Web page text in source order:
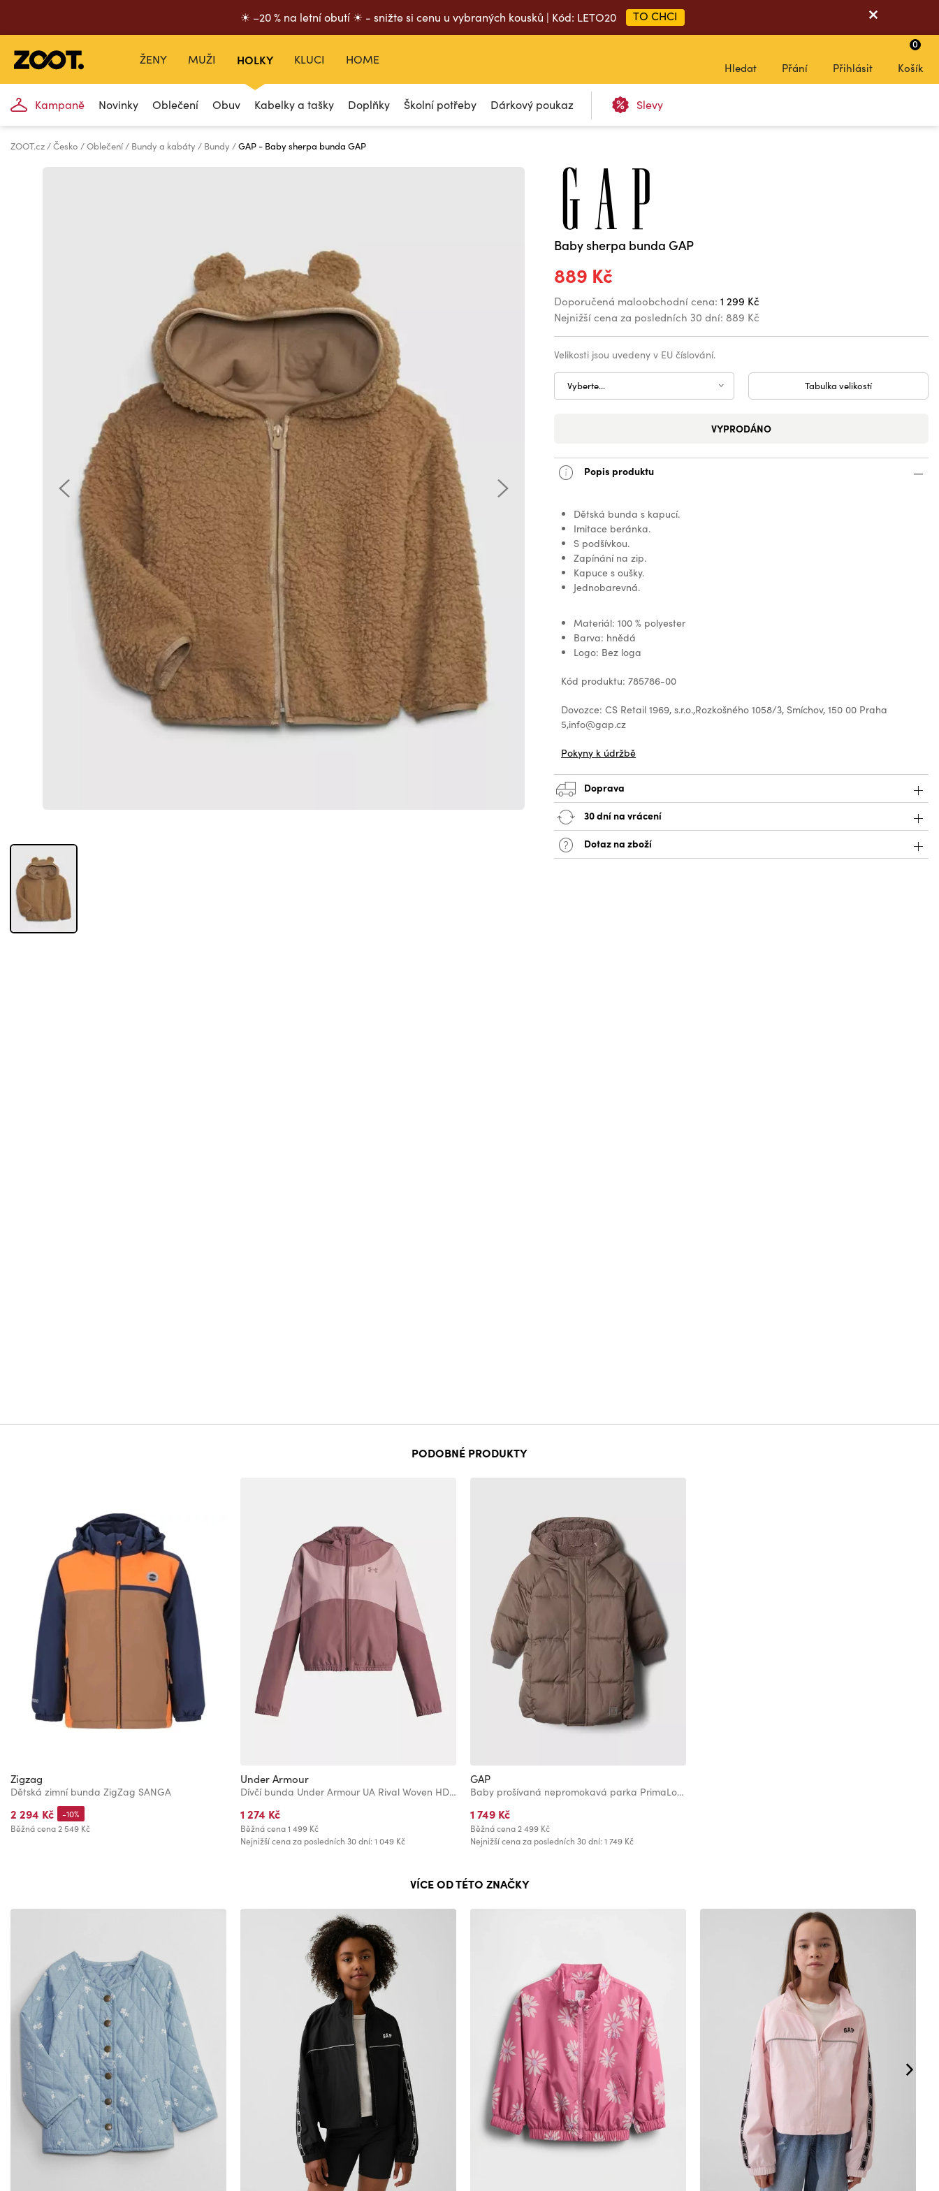
☀ –20 % na letní obutí ☀ - snižte si cenu u vybraných kousků | Kód: LETO20 TO CHCI
ŽENY MUŽI HOLKY
Kampaně Novinky Oblečení Obuv Kabelky a tašky Doplňky Školní potřeby Dárkový poukaz Slevy
KLUCI HOME
Hledat Přání Přihlásit Košík
0
ZOOT.cz Česko Oblečení Bundy a kabáty Bundy GAP - Baby sherpa bunda GAP
Baby sherpa bunda GAP
889 Kč
Doporučená maloobchodní cena: 1 299 Kč
Nejnižší cena za posledních 30 dní: 889 Kč
Velikosti jsou uvedeny v EU číslování.
Vyberte... Tabulka velikostí
VYPRODÁNO
Popis produktu
Dětská bunda s kapucí.
Imitace beránka.
S podšívkou.
Zapínání na zip.
Kapuce s oušky.
Jednobarevná.
Materiál: 100 % polyester
Barva: hnědá
Logo: Bez loga
Kód produktu: 785786-00
Dovozce: CS Retail 1969, s.r.o.,Rozkošného 1058/3, Smíchov, 150 00 Praha
5,info@gap.cz
Pokyny k údržbě
Doprava
30 dní na vrácení
Dotaz na zboží
PODOBNÉ PRODUKTY
Zigzag
Dětská zimní bunda ZigZag SANGA
2 294 Kč
Běžná cena2 549 Kč
-10%
Under Armour
Dívčí bunda Under Armour UA Rival Woven HD Jacket-BRN
1 274 Kč
Běžná cena1 499 Kč
Nejnižší cena za posledních 30 dní: 1 049 Kč
GAP
Baby prošívaná nepromokavá parka PrimaLoft® GAP
1 749 Kč
Běžná cena2 499 Kč
Nejnižší cena za posledních 30 dní: 1 749 Kč
VÍCE OD TÉTO ZNAČKY